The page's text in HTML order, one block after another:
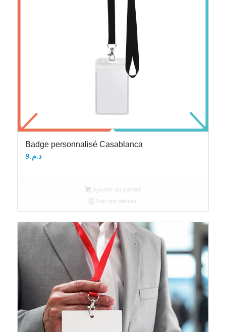
Badge personnalisé Casablanca
د.م.9
Ajouter au panier
Voir les détails